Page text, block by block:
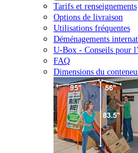
Tarifs et renseignements
Options de livraison
Utilisations fréquentes
Déménagements
U-Box - Conseils pour
FAQ
Dimensions du